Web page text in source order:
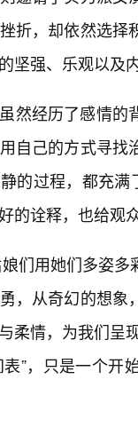
折，却依然选
坚强、乐观以及
然经历了感情的
自己的方式寻
的过程，都充
的诠释，也给观
们用她们多姿
，从奇幻的想
柔情，为我们呈
”，只是一个开